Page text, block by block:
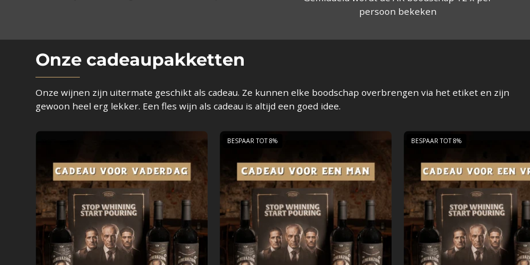
persoon bekeken
Onze cadeaupakketten
Onze wijnen zijn uitermate geschikt als cadeau. Ze kunnen elke boodschap overbrengen via het etiket en zijn
gewoon heel erg lekker. Een fles wijn als cadeau is altijd een goed idee.
voor
een
man
BESPAAR TOT 8%
voor
een
vrouw
BESPAAR TOT 8%